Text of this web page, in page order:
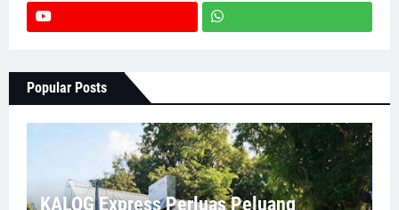
Popular Posts
KALOG Express Perluas Peluang